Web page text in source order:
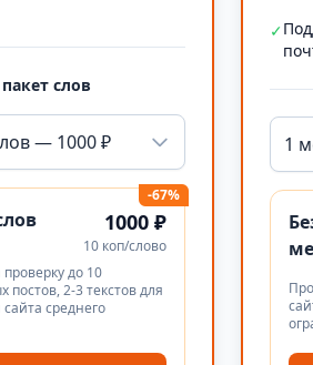
слов
— 1000 ₽
-67%
1000 ₽
10 коп/слово
до 10
постов, 2-3 текстов для
среднего
✓
1